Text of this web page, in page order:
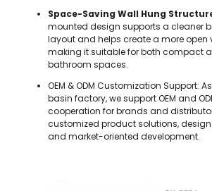
Space-Saving Wall Hung
mounted design supports a cleaner
layout and helps create a more open
making it suitable for both compact
bathroom spaces.
OEM & ODM Customization Support:
basin factory, we support OEM and
cooperation for brands and
customized product solutions,
and market-oriented development.